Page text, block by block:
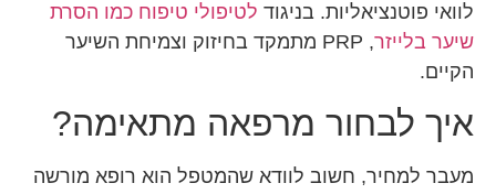
לוואי פוטנציאליות. בניגוד לטיפולי טיפוח כמו הסרת
שיער בלייזר
, PRP מתמקד בחיזוק וצמיחת השיער
הקיים.
איך לבחור מרפאה מתאימה?
מעבר למחיר, חשוב לוודא שהמטפל הוא רופא מורשה